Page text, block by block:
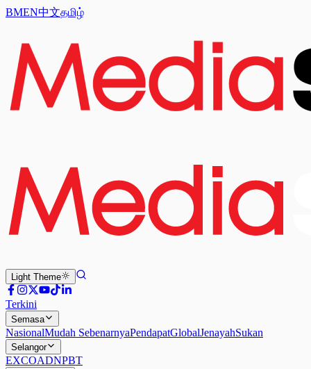
BMEN中文தமிழ்
Light Theme
Terkini
Semasa
NasionalMudah SebenarnyaPendapatGlobalJenayahSukan
Selangor
EXCOADNPBT